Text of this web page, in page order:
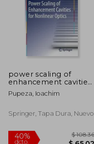
$ 91.28 dcto.
power scaling of
enhancement cavities
for nonlinear optics
(en Inglés)
Pupeza, Ioachim
Springer, Tapa Dura, Nuevo